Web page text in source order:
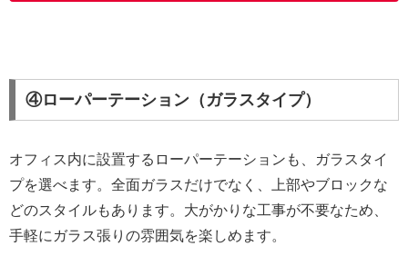
④ローパーテーション（ガラスタイプ）
オフィス内に設置するローパーテーションも、ガラスタイ
プを選べます。全面ガラスだけでなく、上部やブロックな
どのスタイルもあります。大がかりな工事が不要なため、
手軽にガラス張りの雰囲気を楽しめます。